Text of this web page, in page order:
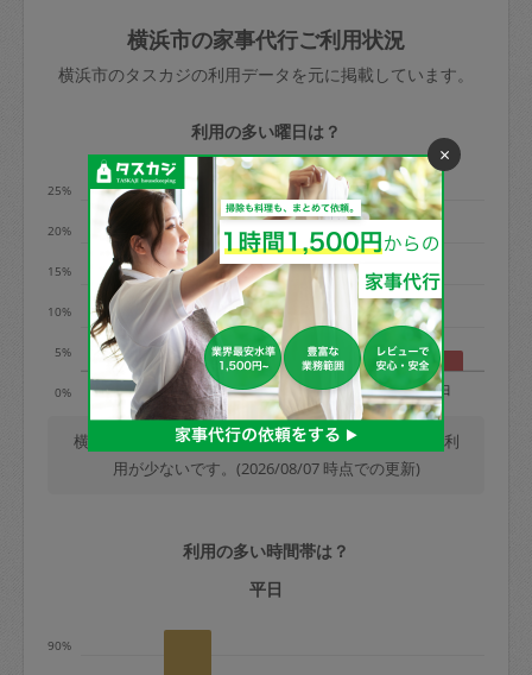
依頼者不在による当日キャンセル＝依頼
金額の100%＋交通費全額
※例：依頼日時／土曜日午前9時開始の場
合、水曜日午前9時以降はキャンセル料が
発生
水曜日9時〜金曜日9時まで＝依頼料金の
50%
金曜日9時～土曜日8時まで＝依頼金額の
100%
土曜日8時〜実施時間＝依頼金額の100%
＋交通費全額
依頼者不在による当日キャンセル＝依頼
金額の100%＋交通費全額
定期契約をキャンセルする場合、毎週定
期は月2回まで隔週定期は月1回までキャ
きた場合は損害保険の対象外となるので
ご注意ください。
玉、など
あわせてこちらも参照ください：初めて
はありますか？
横浜市の家事代行ご利用状況
横浜市のタスカジの利用データを元に掲載しています。
利用の多い曜日は？
0%
5%
10%
15%
20%
25%
月 水 木 金 土 日
横浜市では、毎週木曜日の利用が最も多く、日曜日の利
用が少ないです。(2026/08/07 時点での更新)
利用の多い時間帯は？
平日
90%
×